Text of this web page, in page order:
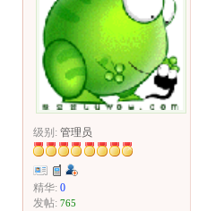
级别: 管理员
精华: 0
发帖: 765